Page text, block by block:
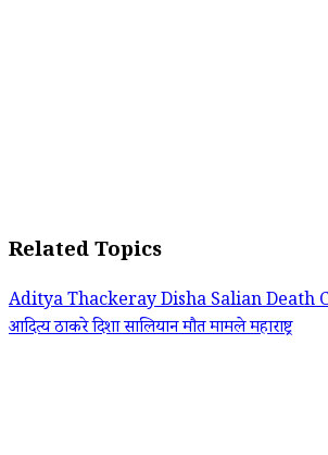
Related Topics
Aditya ThackerayDisha Salian Death
आदित्य ठाकरेदिशा सालियान मौत मामलेमहाराष्ट्र